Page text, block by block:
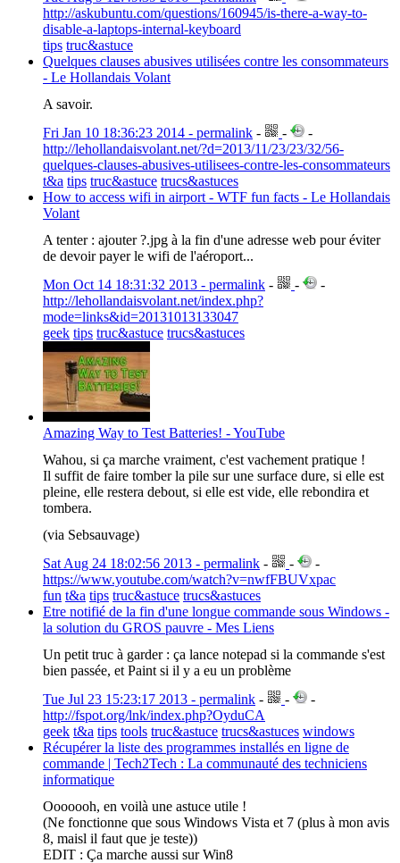
http://askubuntu.com/questions/160945/is-there-a-way-to-
disable-a-laptops-internal-keyboard
tips truc&astuce
Quelques clauses abusives utilisées contre les consommateurs
- Le Hollandais Volant
A savoir.
Fri Jan 10 18:36:23 2014 - permalink - -
-
http://lehollandaisvolant.net/?d=2013/11/23/23/32/56-
quelques-clauses-abusives-utilisees-contre-les-consommateurs
t&a tips truc&astuce trucs&astuces
How to access wifi in airport - WTF fun facts - Le Hollandais
Volant
A tenter : ajouter ?.jpg à la fin d'une adresse web pour éviter
de devoir payer le wifi de l'aéroport...
Mon Oct 14 18:31:32 2013 - permalink - -
-
http://lehollandaisvolant.net/index.php?
mode=links&id=20131013133047
geek tips truc&astuce trucs&astuces
Amazing Way to Test Batteries! - YouTube
Wahou, si ça marche vraiment, c'est vachement pratique !
Il suffit de faire tomber la pile sur une surface dure, si elle est
pleine, elle restera debout, si elle est vide, elle rebondira et
tombera.
(via Sebsauvage)
Sat Aug 24 18:02:56 2013 - permalink - -
-
https://www.youtube.com/watch?v=nwfFBUVxpac
fun t&a tips truc&astuce trucs&astuces
Etre notifié de la fin d'une longue commande sous Windows -
la solution du GROS pauvre - Mes Liens
Un petit truc à garder : ça lance notepad si la commande s'est
bien passée, et Paint si il y a eu un problème
Tue Jul 23 15:23:17 2013 - permalink - -
-
http://fspot.org/lnk/index.php?OyduCA
geek t&a tips tools truc&astuce trucs&astuces windows
Récupérer la liste des programmes installés en ligne de
commande | Tech2Tech : La communauté des techniciens
informatique
Ooooooh, en voilà une astuce utile !
(Ne fonctionne que sous Windows Vista et 7 (plus à mon avis
8, maisl il faut que je teste))
EDIT : Ça marche aussi sur Win8